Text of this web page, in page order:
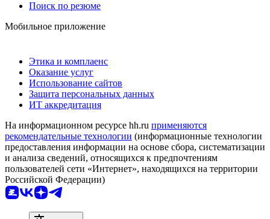
Поиск по резюме
Мобильное приложение
Этика и комплаенс
Оказание услуг
Использование сайтов
Защита персональных данных
ИТ аккредитация
На информационном ресурсе hh.ru применяются
рекомендательные технологии (информационные технологии
предоставления информации на основе сбора, систематизации
и анализа сведений, относящихся к предпочтениям
пользователей сети «Интернет», находящихся на территории
Российской Федерации)